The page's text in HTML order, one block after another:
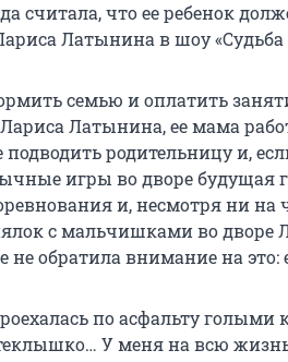
считала, что ее ребенок
Латынина в шоу «Судьба
семью и оплатить
Латынина, ее мама
подводить родительницу и,
игры во дворе будущая
и, несмотря ни
с мальчишками во дворе
не обратила внимание на это:
по асфальту голыми
У меня на всю